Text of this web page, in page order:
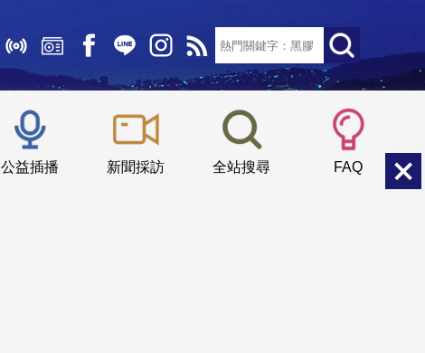
公益插播 新聞採訪 全站搜尋 FAQ
小 中